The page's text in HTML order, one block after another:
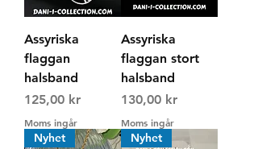
Assyriska
flaggan
halsband
Pris
125,00 kr
Moms ingår
Assyriska
flaggan stort
halsband
Pris
130,00 kr
Moms ingår
Nyhet Nyhet